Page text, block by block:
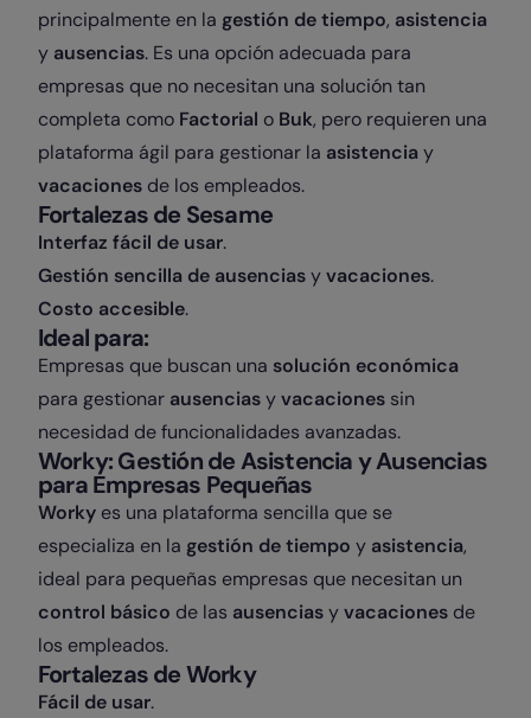
principalmente en la gestión de tiempo, asistencia
y ausencias. Es una opción adecuada para
empresas que no necesitan una solución tan
completa como Factorial o Buk, pero requieren una
plataforma ágil para gestionar la asistencia y
vacaciones de los empleados.
Fortalezas de Sesame
Interfaz fácil de usar.
Gestión sencilla de ausenciasyvacaciones.
Costo accesible.
Ideal para:
Empresas que buscan una solución económica
para gestionar ausenciasyvacaciones sin
necesidad de funcionalidades avanzadas.
Worky: Gestión de Asistencia y Ausencias
para Empresas Pequeñas
Worky es una plataforma sencilla que se
especializa en la gestión de tiempo y asistencia,
ideal para pequeñas empresas que necesitan un
control básico de las ausenciasyvacaciones de
los empleados.
Fortalezas de Worky
Fácil de usar.